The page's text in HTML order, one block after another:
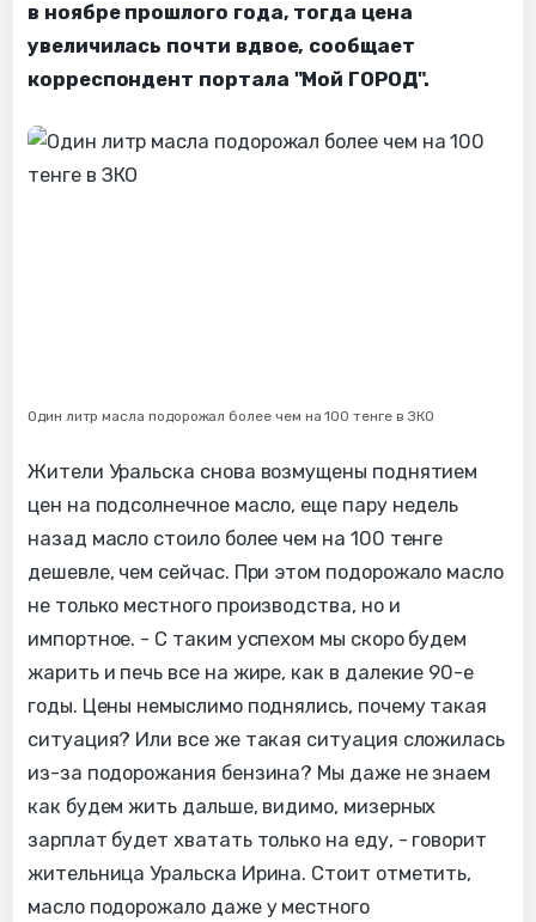
в ноябре прошлого года, тогда цена
увеличилась почти вдвое, сообщает
корреспондент портала "Мой ГОРОД".
Один литр масла подорожал более чем на 100 тенге в ЗКО
Жители Уральска снова возмущены поднятием
цен на подсолнечное масло, еще пару недель
назад масло стоило более чем на 100 тенге
дешевле, чем сейчас. При этом подорожало масло
не только местного производства, но и
импортное. - С таким успехом мы скоро будем
жарить и печь все на жире, как в далекие 90-е
годы. Цены немыслимо поднялись, почему такая
ситуация? Или все же такая ситуация сложилась
из-за подорожания бензина? Мы даже не знаем
как будем жить дальше, видимо, мизерных
зарплат будет хватать только на еду, - говорит
жительница Уральска Ирина. Стоит отметить,
масло подорожало даже у местного